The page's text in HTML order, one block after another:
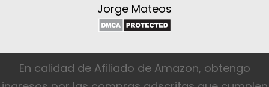
Jorge Mateos
En calidad de Afiliado de Amazon, obtengo